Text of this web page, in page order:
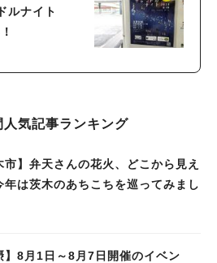
ルナイト
人気記事ランキング
市】弁天さんの花火、どこから見え
年は茨木のあちこちを巡ってみまし
】8月1日～8月7日開催のイベン